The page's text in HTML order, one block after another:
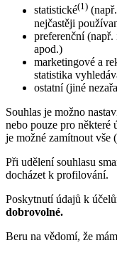
statistické(1)
nejčastěji
preferenční
apod.)
marketingové a
statistika
ostatní (jiné
Souhlas je možno
nebo pouze pro některé
je možné zamítnout vše
Při udělení souhlasu
docházet k profilování.
Poskytnutí údajů k
dobrovolné.
Beru na vědomí, že